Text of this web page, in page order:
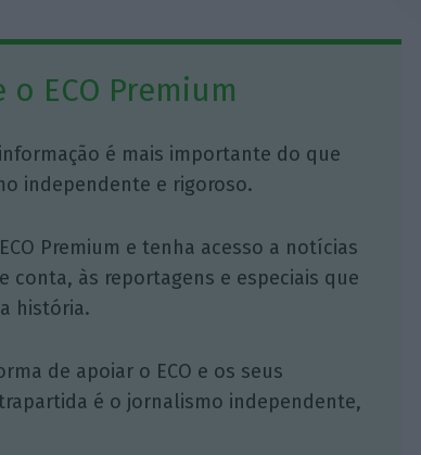
o ECO Premium
é mais importante do que
independente e rigoroso.
Premium e tenha acesso a notícias
conta, às reportagens e especiais que
história.
de apoiar o ECO e os seus
é o jornalismo independente,